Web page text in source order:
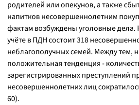
родителей или опекунов, а также
напитков несовершеннолетним
фактам возбуждены уголовные дела.
учёте в ПДН состоит 318
неблагополучных семей. Между тем,
положительная тенденция -
зарегистрированных преступлений
несовершеннолетних лиц
60).